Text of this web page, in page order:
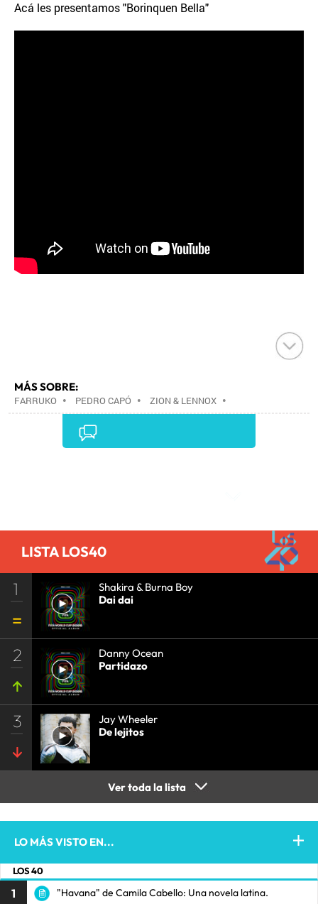
Acá les presentamos "Borinquen Bella"
MÁS SOBRE:
FARRUKO • PEDRO CAPÓ • ZION & LENNOX •
JUSTIN QUILES•GRUPOS MÚSICA•MÚSICA•
LISTA LOS40
1
Shakira & Burna Boy
Dai dai
2
Danny Ocean
Partidazo
3
Jay Wheeler
De lejitos
Ver toda la lista
LO MÁS VISTO EN...
LOS 40
1 "Havana" de Camila Cabello: Una novela latina.